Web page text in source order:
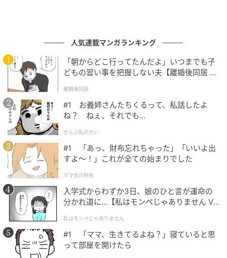
オーセンティックなデザインながら、インパクトのあ
るイエローカラーが目を引き垢抜けた印象に。ショー
ト丈のボクシーシルエットがトレンド感アップもサポ
ートします。きちんと感も華やかさも備わっているシ
ャツは、オンにもオフにも着回せそう。「肌ざわりが
よいコットンレーヨン混素材」（公式オンラインスト
アより）で作られているため、着心地の良さも期待で
きます。
Tシャツ感覚で使えるコットンセーター
人気連載マンガランキング
「朝からどこ行ってたんだよ」いつまでも子
どもの習い事を把握しない夫【離婚後同居 Vo
離婚後同居
#1 お義姉さんたちくるって、私話したよ
ね？ ねぇ、それでも…
ぜんぶ私のせい
#1 「あっ、財布忘れちゃった」「いいよ出
すよ〜！」これが全ての始まりでした
ママ友の財布
入学式からわずか3日、娘のひと言が運命の
分かれ道に…【私はモンペじゃありません Vo
私はモンペじゃありません
#1 「ママ、生きてるよね？」寝ていると思
って部屋を開けたら